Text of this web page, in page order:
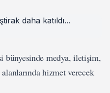
bünyesinde medya, iletişim,
hizmet verecek